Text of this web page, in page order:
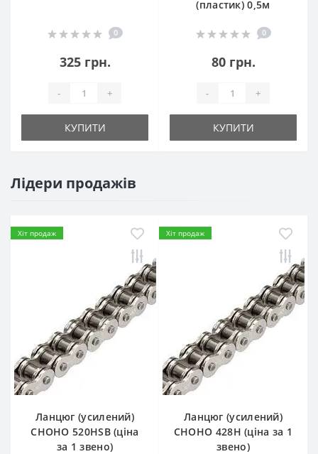
0
325 грн.
- +
КУПИТИ
(пластик) 0,5м
0
80 грн.
- +
КУПИТИ
Лідери продажів
Хіт продаж
Ланцюг (усилений)
СHOHO 520HSB (ціна
за 1 звено)
Хіт продаж
Ланцюг (усилений)
СHOHO 428H (ціна за 1
звено)